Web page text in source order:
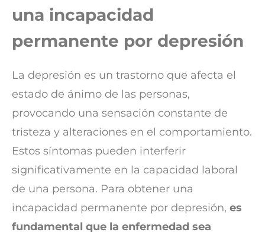
una incapacidad
permanente por depresión
La depresión es un trastorno que afecta el
estado de ánimo de las personas,
provocando una sensación constante de
tristeza y alteraciones en el comportamiento.
Estos síntomas pueden interferir
significativamente en la capacidad laboral
de una persona. Para obtener una
incapacidad permanente por depresión, es
fundamental que la enfermedad sea